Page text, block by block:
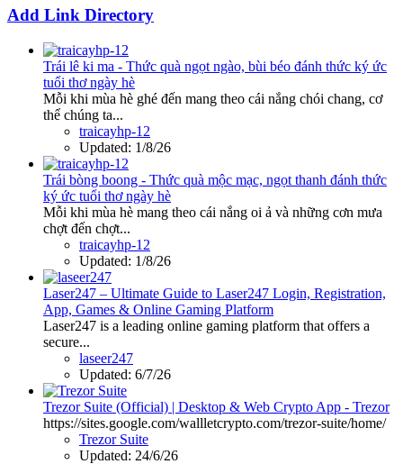
Add Link Directory
Trái lê ki ma - Thức quà ngọt ngào, bùi béo đánh thức ký ức
tuổi thơ ngày hè
Mỗi khi mùa hè ghé đến mang theo cái nắng chói chang, cơ
thể chúng ta...
traicayhp-12
Updated: 1/8/26
Trái bòng boong - Thức quà mộc mạc, ngọt thanh đánh thức
ký ức tuổi thơ ngày hè
Mỗi khi mùa hè mang theo cái nắng oi ả và những cơn mưa
chợt đến chợt...
traicayhp-12
Updated: 1/8/26
Laser247 – Ultimate Guide to Laser247 Login, Registration,
App, Games & Online Gaming Platform
Laser247 is a leading online gaming platform that offers a
secure...
laseer247
Updated: 6/7/26
Trezor Suite (Official) | Desktop & Web Crypto App - Trezor
https://sites.google.com/wallletcrypto.com/trezor-suite/home/
Trezor Suite
Updated: 24/6/26